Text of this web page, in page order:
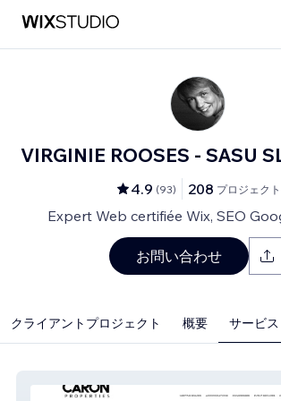
VIRGINIE ROOSES - SASU
4.9 (93) 208 プロジェクト
Expert Web certifiée Wix, SEO
お問い合わせ
クライアントプロジェクト 概要 サービ